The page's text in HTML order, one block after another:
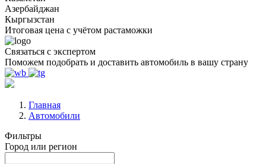
Азербайджан
Кыргызстан
Итоговая цена с учётом растаможки
Связаться с экспертом
Поможем подобрать и доставить автомобиль в вашу страну
Главная
Автомобили
Фильтры
Город или регион